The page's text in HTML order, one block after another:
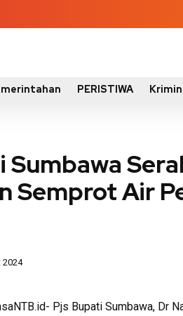
PERISTIWA
Sumbawa
Semprot Air
2024
Pjs Bupati Sumbawa, Dr